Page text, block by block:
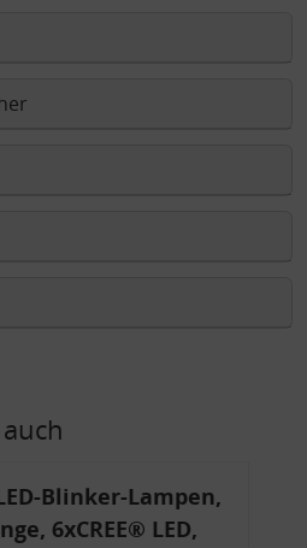
Blinker-Lampen,
6xCREE® LED,